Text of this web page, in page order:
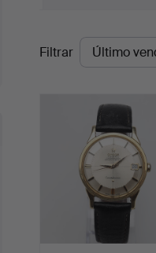
Precios
de
Filtrar